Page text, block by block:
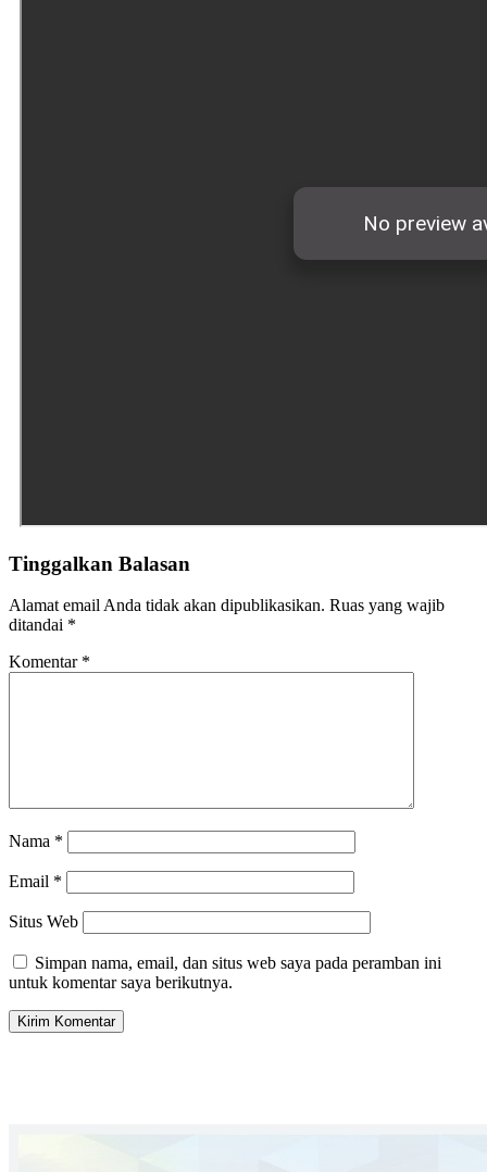
Tinggalkan Balasan
Alamat email Anda tidak akan dipublikasikan. Ruas yang wajib
ditandai *
Komentar *
Nama *
Email *
Situs Web
Simpan nama, email, dan situs web saya pada peramban ini
untuk komentar saya berikutnya.